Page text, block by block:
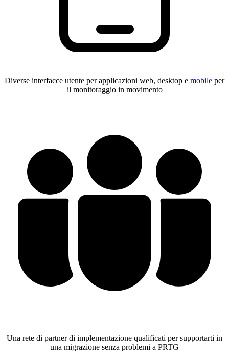
Diverse interfacce utente per applicazioni web, desktop e mobile per
il monitoraggio in movimento
Una rete di partner di implementazione qualificati per supportarti in
una migrazione senza problemi a PRTG